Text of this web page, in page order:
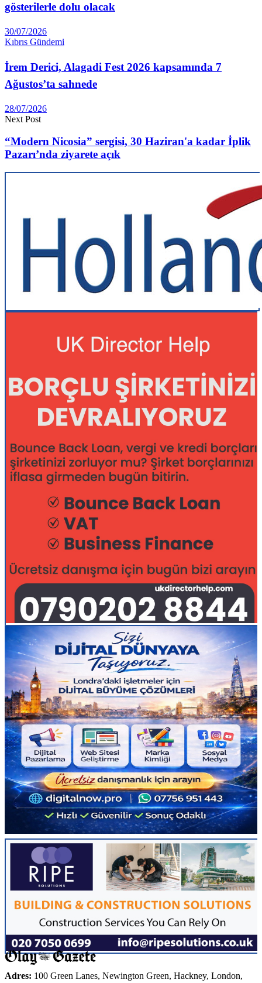
gösterilerle dolu olacak
30/07/2026
Kıbrıs Gündemi
İrem Derici, Alagadi Fest 2026 kapsamında 7
Ağustos’ta sahnede
28/07/2026
Next Post
“Modern Nicosia” sergisi, 30 Haziran'a kadar İplik
Pazarı’nda ziyarete açık
Adres: 100 Green Lanes, Newington Green, Hackney, London,